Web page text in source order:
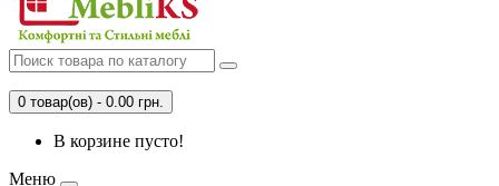
0 товар(ов) - 0.00 грн.
В корзине пусто!
Меню